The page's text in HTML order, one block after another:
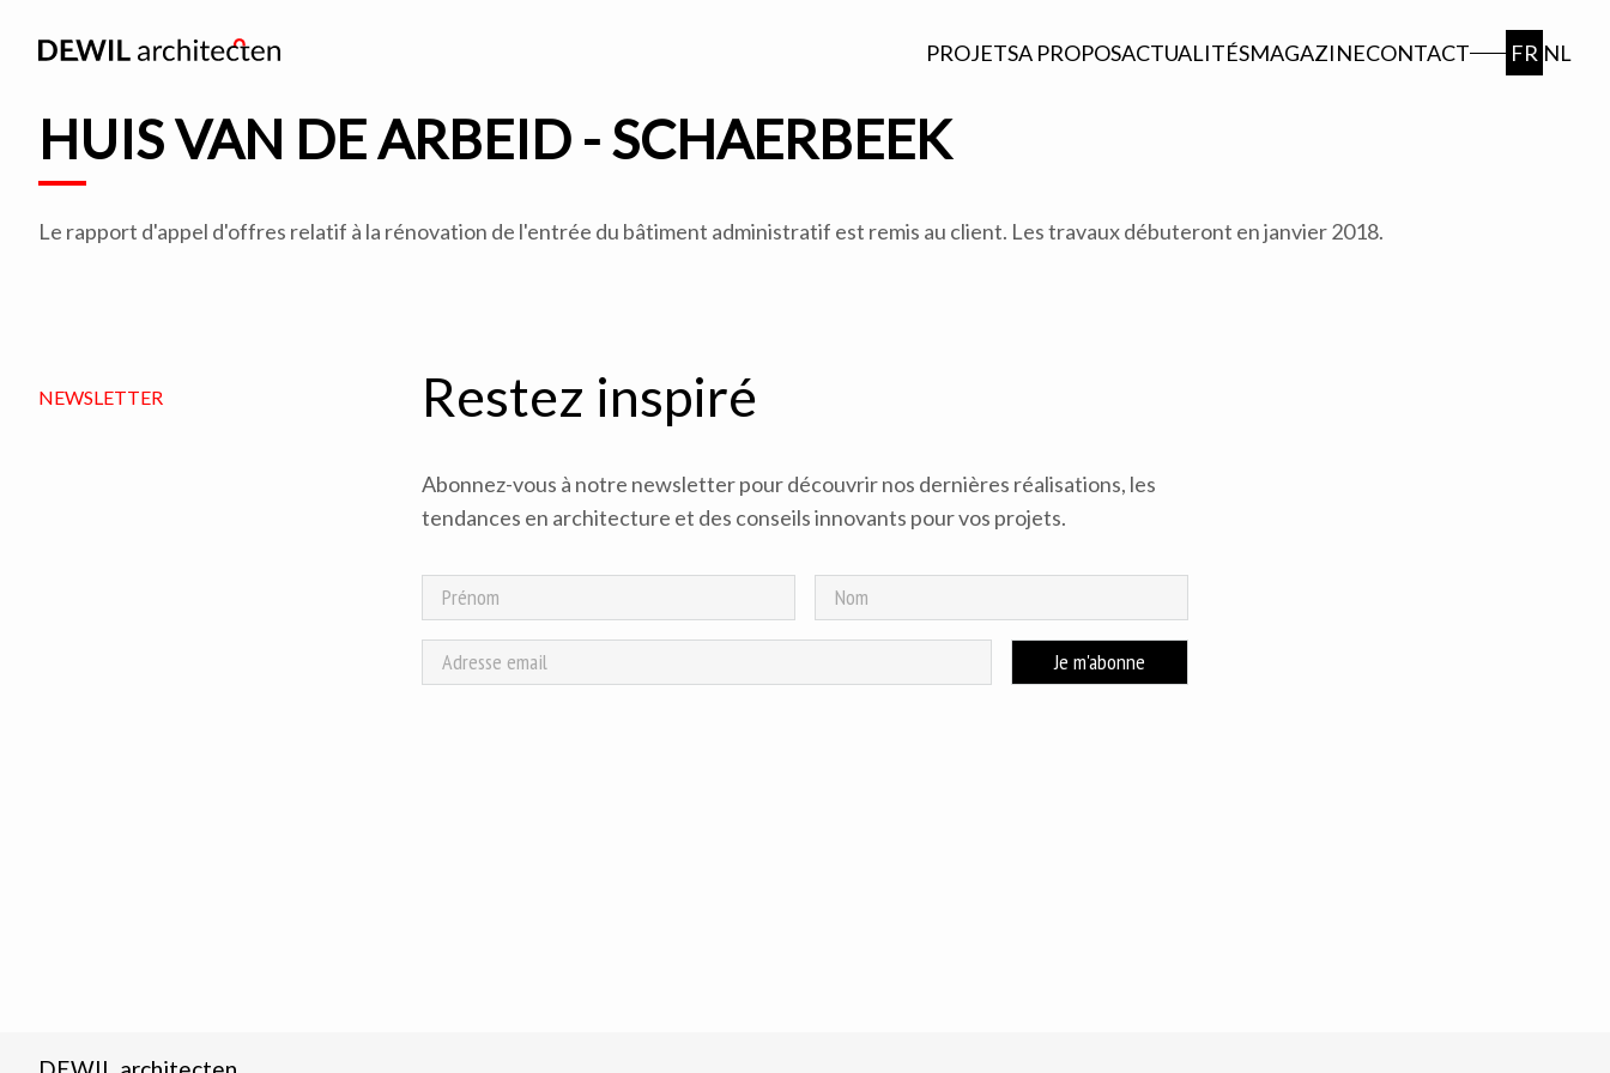
PROJETSA PROPOSACTUALITÉSMAGAZINECONTACT FR NL
HUIS VAN DE ARBEID - SCHAERBEEK
Le rapport d'appel d'offres relatif à la rénovation de l'entrée du bâtiment administratif est remis au client. Les travaux débuteront en janvier 2018.
NEWSLETTER Restez inspiré
Abonnez-vous à notre newsletter pour découvrir nos dernières réalisations, les
tendances en architecture et des conseils innovants pour vos projets.